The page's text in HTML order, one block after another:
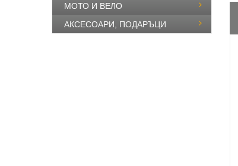
МОТО И ВЕЛО
АКСЕСОАРИ, ПОДАРЪЦИ